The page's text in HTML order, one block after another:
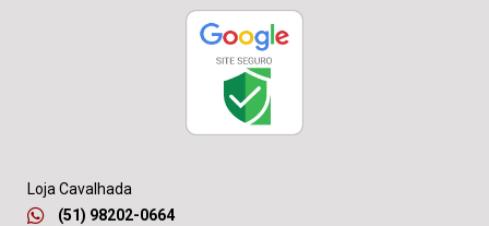
Loja Cavalhada
(51) 98202-0664